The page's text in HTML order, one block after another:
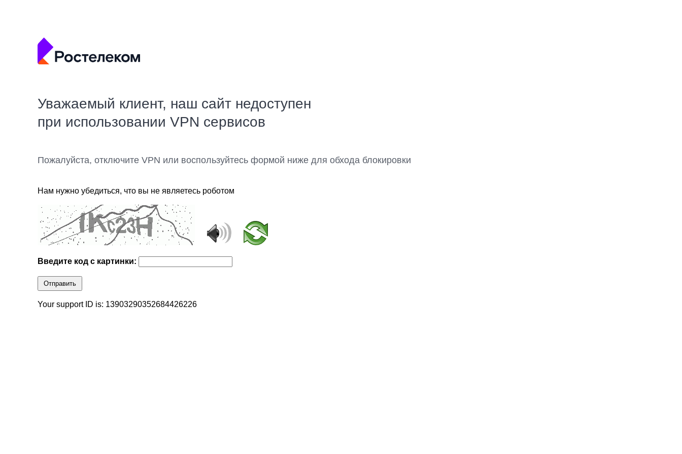
Уважаемый клиент, наш сайт недоступен
при использовании VPN сервисов
Пожалуйста, отключите VPN или воспользуйтесь формой ниже для обхода блокировки
Нам нужно убедиться, что вы не являетесь роботом
Введите код с картинки:
Отправить
Your support ID is: 13903290352684426226